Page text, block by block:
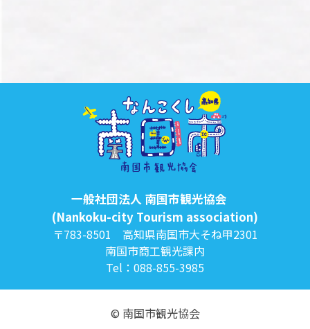
一般社団法人 南国市観光協会
(Nankoku-city Tourism association)
〒783-8501 高知県南国市大そね甲2301
南国市商工観光課内
Tel：088-855-3985
© 南国市観光協会